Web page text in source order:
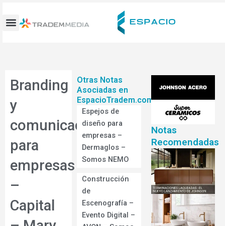
contenido
Branding
y
comunicación
para
empresas
–
Capital
Otras Notas
Asociadas en
EspacioTradem.com
Espejos de
diseño para
empresas –
Dermaglos –
Somos NEMO
Construcción
de
Escenografía –
Evento Digital –
Notas
Recomendadas